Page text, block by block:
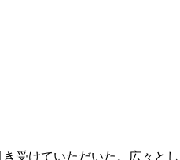
受けていただいた。広々と